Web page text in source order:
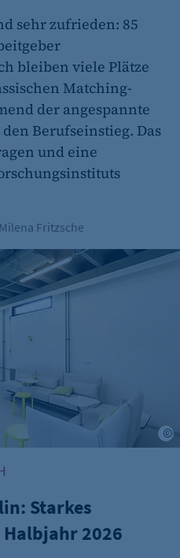
sehr zufrieden: 85
bleiben viele Plätze
Matching-
der angespannte
Berufseinstieg. Das
und eine
Milena Fritzsche
Wachstum im ersten
Starkes
2026